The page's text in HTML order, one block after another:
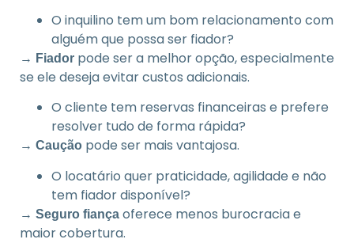
O inquilino tem um bom relacionamento com
alguém que possa ser fiador?
→ Fiador pode ser a melhor opção, especialmente
se ele deseja evitar custos adicionais.
O cliente tem reservas financeiras e prefere
resolver tudo de forma rápida?
→ Caução pode ser mais vantajosa.
O locatário quer praticidade, agilidade e não
tem fiador disponível?
→ Seguro fiança oferece menos burocracia e
maior cobertura.